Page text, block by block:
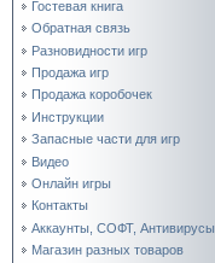
Гостевая книга
Обратная связь
Разновидности игр
Продажа игр
Продажа коробочек
Инструкции
Запасные части для игр
Видео
Онлайн игры
Контакты
Аккаунты, СОФТ, Антивирусы
Магазин разных товаров